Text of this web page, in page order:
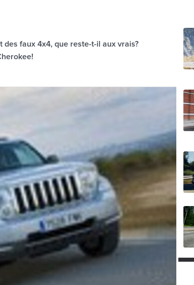
faux 4x4, que reste-t-il aux vrais?